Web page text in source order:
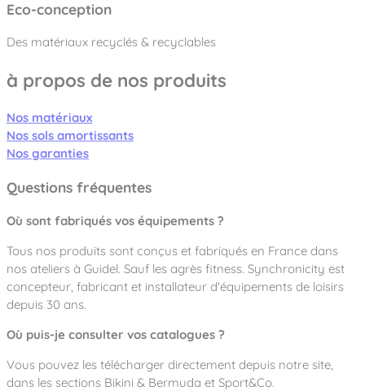
Eco-conception
Des matériaux recyclés & recyclables
à propos de nos produits
Nos matériaux
Nos sols amortissants
Nos garanties
Questions fréquentes
Où sont fabriqués vos équipements ?
Tous nos produits sont conçus et fabriqués en France dans
nos ateliers à Guidel. Sauf les agrès fitness. Synchronicity est
concepteur, fabricant et installateur d'équipements de loisirs
depuis 30 ans.
Où puis-je consulter vos catalogues ?
Vous pouvez les télécharger directement depuis notre site,
dans les sections Bikini & Bermuda et Sport&Co.